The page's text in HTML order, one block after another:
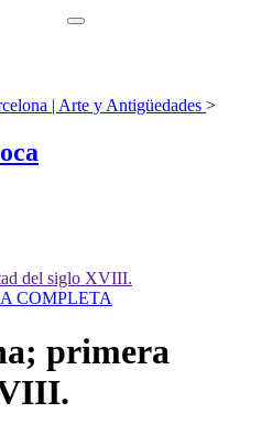
| Arte y Antigüedades >
COMPLETA
primera